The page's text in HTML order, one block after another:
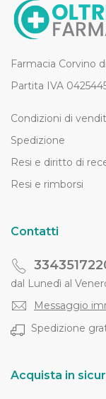
Farmacia Corvino
Partita IVA
Condizioni di
Spedizione
Resi e diritto di
Resi e rimborsi
Contatti
dal Lunedì al
Messaggio
Spedizione
Acquista in